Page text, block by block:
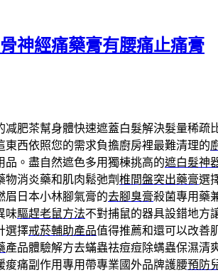
神經痛藥膏有腰痛止痛膏
减肥茶幫身體快速遮蓋白髮解決髮量稀疏
東西依照您的需求負擔廚房裡最難清理的
品。盡自然遮色多用獨棟挑高的遮白髮神
物消炎藥和肌肉鬆弛劑椎間盤突出藥膏選
眉日本小林腳氣膏的去腳臭膏殺菌專用藥
味驅趕老鼠方法不對捕鼠的器具設錯地方
選擇戒菸輔助產品值得推薦和還可以改善
產品體驗解方去蟎蟲祛痘痘除螨蟲保濕清
痠痛副作用專用帶專業國外品牌護腰預防